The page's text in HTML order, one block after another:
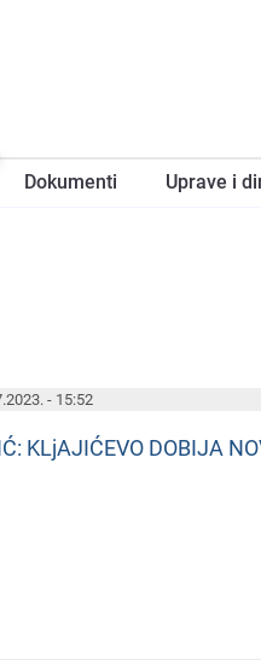
Dokumеnti Upravе i
- 15:52
KLjAJIĆEVO DOBIJA